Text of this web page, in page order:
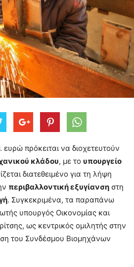
ευρώ πρόκειται να διοχετευτούν
κλάδου, με το υπουργείο
διατεθειμένο για τη λήψη
περιβαλλοντική εξυγίανση στη
. Συγκεκριμένα, τα παραπάνω
υπουργός Οικονομίας και
ως κεντρικός ομιλητής στην
του Συνδέσμου Βιομηχάνων